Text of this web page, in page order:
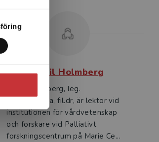
Bodil Holmberg
Bodil Holmberg, leg.
sjuksköterska, fil.dr, är lektor vid
institutionen för vårdvetenskap
och forskare vid Palliativt
forskningscentrum på Marie Ce...